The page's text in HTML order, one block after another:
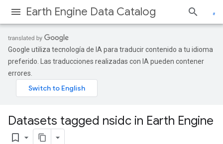
Earth Engine Data Catalog
Google utiliza tecnología de IA para traducir contenido a tu idioma
preferido. Las traducciones realizadas con IA pueden contener
errores.
Datasets tagged nsidc in Earth Engine
bookmark_border